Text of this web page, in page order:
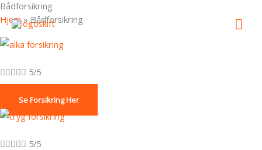
Gå
til
indholdet
Bådforsikring
Hjem»Bådforsikring
 5/5
Se Forsikring Her
 5/5